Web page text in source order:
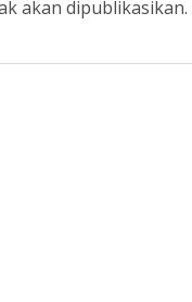
akan dipublikasikan.